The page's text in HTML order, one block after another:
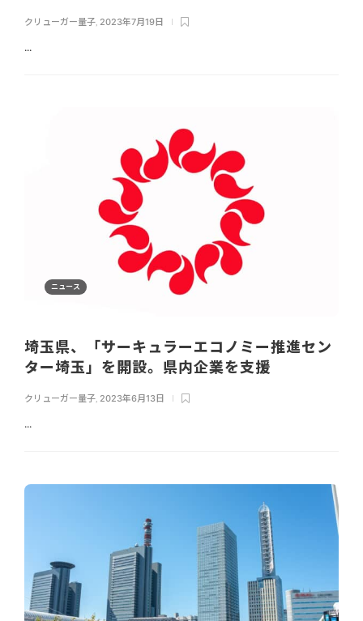
クリューガー量子 2023年7月19日
...
ニュース
埼玉県、「サーキュラーエコノミー推進セン
ター埼玉」を開設。県内企業を支援
クリューガー量子 2023年6月13日
...